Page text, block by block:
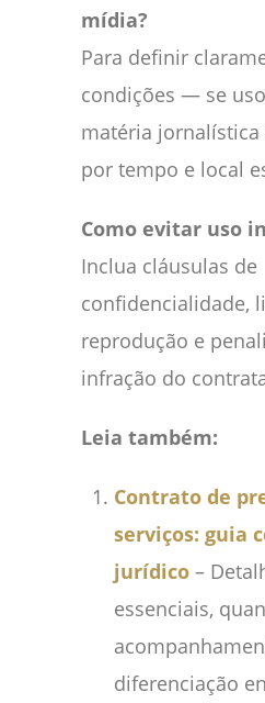
mídia?
Para definir
condições — se
matéria jornalística
por tempo e local
Como evitar uso
Inclua cláusulas de
confidencialidade,
reprodução e
infração do
Leia também:
Contrato de
serviços: guia
jurídico –
essenciais,
diferenciação